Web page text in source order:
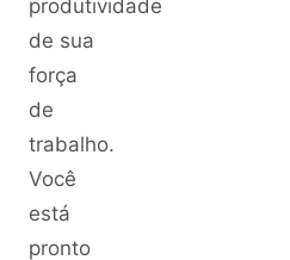
produtividade
de sua
força
de
trabalho.
Você
está
pronto